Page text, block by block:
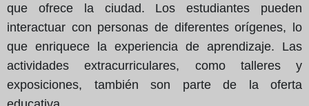
que ofrece la ciudad. Los estudiantes pueden
interactuar con personas de diferentes orígenes, lo
que enriquece la experiencia de aprendizaje. Las
actividades extracurriculares, como talleres y
exposiciones, también son parte de la oferta